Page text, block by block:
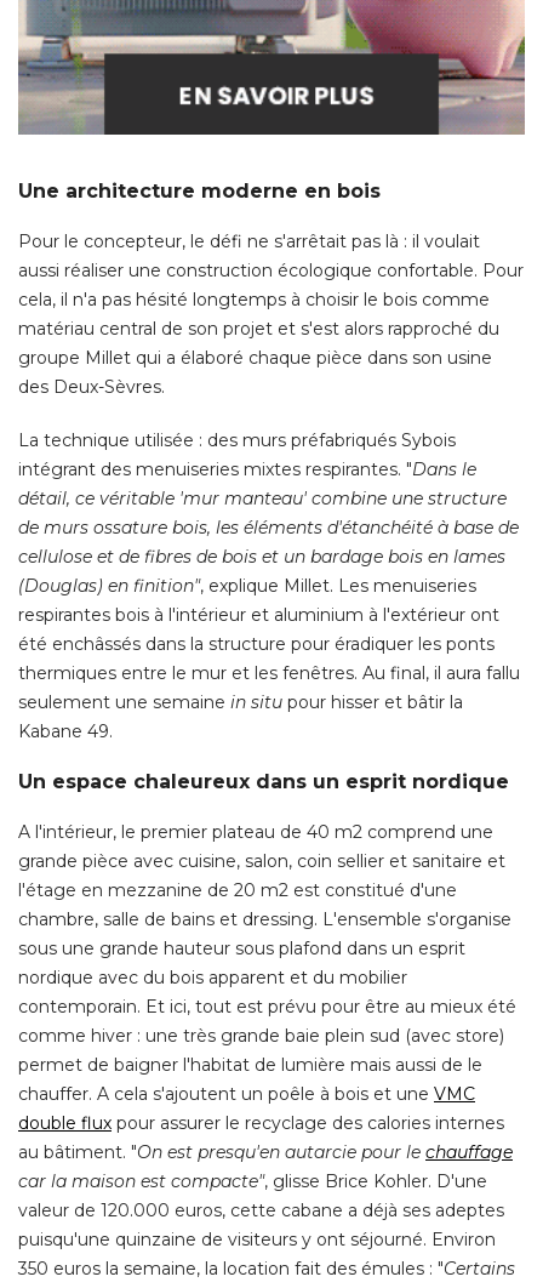
Une architecture moderne en bois
Pour le concepteur, le défi ne s'arrêtait pas là : il voulait
aussi réaliser une construction écologique confortable. Pour
cela, il n'a pas hésité longtemps à choisir le bois comme
matériau central de son projet et s'est alors rapproché du
groupe Millet qui a élaboré chaque pièce dans son usine
des Deux-Sèvres.
La technique utilisée : des murs préfabriqués Sybois
intégrant des menuiseries mixtes respirantes. "Dans le
détail, ce véritable 'mur manteau' combine une structure
de murs ossature bois, les éléments d'étanchéité à base de
cellulose et de fibres de bois et un bardage bois en lames
(Douglas) en finition", explique Millet. Les menuiseries
respirantes bois à l'intérieur et aluminium à l'extérieur ont
été enchâssés dans la structure pour éradiquer les ponts
thermiques entre le mur et les fenêtres. Au final, il aura fallu
seulement une semaine in situ pour hisser et bâtir la
Kabane 49.
Un espace chaleureux dans un esprit nordique
A l'intérieur, le premier plateau de 40 m2 comprend une
grande pièce avec cuisine, salon, coin sellier et sanitaire et
l'étage en mezzanine de 20 m2 est constitué d'une
chambre, salle de bains et dressing. L'ensemble s'organise
sous une grande hauteur sous plafond dans un esprit
nordique avec du bois apparent et du mobilier
contemporain. Et ici, tout est prévu pour être au mieux été
comme hiver : une très grande baie plein sud (avec store)
permet de baigner l'habitat de lumière mais aussi de le
chauffer. A cela s'ajoutent un poêle à bois et une VMC
double flux pour assurer le recyclage des calories internes
au bâtiment. "On est presqu'en autarcie pour le chauffage
car la maison est compacte", glisse Brice Kohler. D'une
valeur de 120.000 euros, cette cabane a déjà ses adeptes
puisqu'une quinzaine de visiteurs y ont séjourné. Environ
350 euros la semaine, la location fait des émules : "Certains